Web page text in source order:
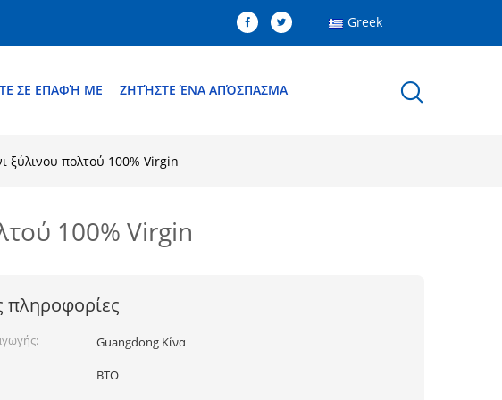
Greek
ΣΕ ΕΠΑΦΉ ΜΕ ΖΗΤΉΣΤΕ ΈΝΑ ΑΠΌΣΠΑΣΜΑ
ξύλινου πολτού 100% Virgin
100% Virgin
πληροφορίες
Guangdong Κίνα
BTO